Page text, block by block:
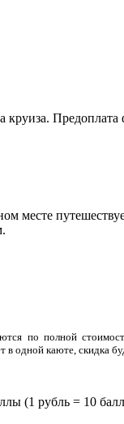
месте
по полной
одной каюте, скидка
(1 рубль = 10